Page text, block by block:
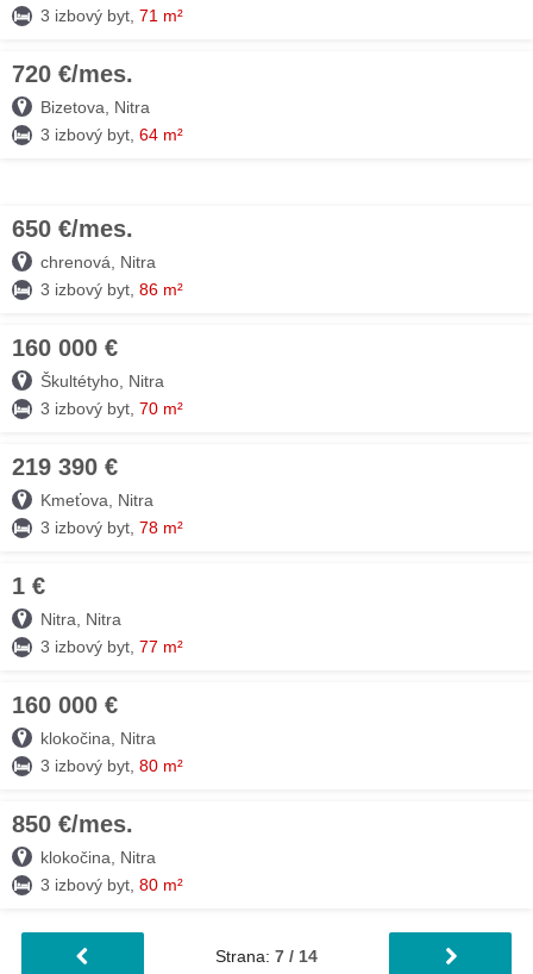
3 izbový byt, 71 m²
720 €/mes.
Bizetova, Nitra
3 izbový byt, 64 m²
650 €/mes.
chrenová, Nitra
3 izbový byt, 86 m²
160 000 €
Škultétyho, Nitra
3 izbový byt, 70 m²
219 390 €
Kmeťova, Nitra
3 izbový byt, 78 m²
1 €
Nitra, Nitra
3 izbový byt, 77 m²
160 000 €
klokočina, Nitra
3 izbový byt, 80 m²
850 €/mes.
klokočina, Nitra
3 izbový byt, 80 m²
Strana: 7 / 14